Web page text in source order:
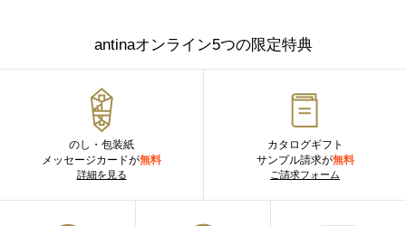
antinaオンライン5つの限定特典
のし・包装紙
メッセージカードが無料
詳細を見る
カタログギフト
サンプル請求が無料
ご請求フォーム